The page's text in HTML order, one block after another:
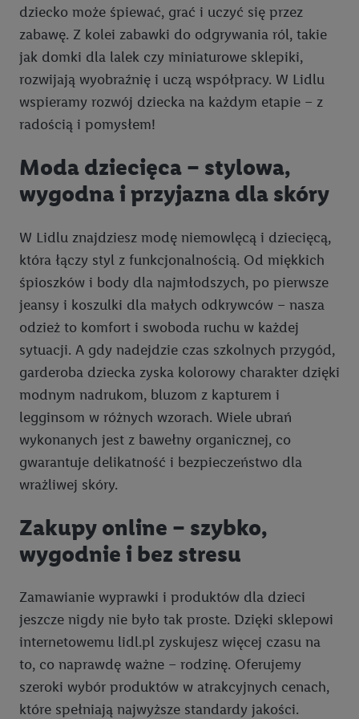
dziecko może śpiewać, grać i uczyć się przez
zabawę. Z kolei zabawki do odgrywania ról, takie
jak domki dla lalek czy miniaturowe sklepiki,
rozwijają wyobraźnię i uczą współpracy. W Lidlu
wspieramy rozwój dziecka na każdym etapie – z
radością i pomysłem!
Moda dziecięca – stylowa,
wygodna i przyjazna dla skóry
W Lidlu znajdziesz modę niemowlęcą i dziecięcą,
która łączy styl z funkcjonalnością. Od miękkich
śpioszków i body dla najmłodszych, po pierwsze
jeansy i koszulki dla małych odkrywców – nasza
odzież to komfort i swoboda ruchu w każdej
sytuacji. A gdy nadejdzie czas szkolnych przygód,
garderoba dziecka zyska kolorowy charakter dzięki
modnym nadrukom, bluzom z kapturem i
legginsom w różnych wzorach. Wiele ubrań
wykonanych jest z bawełny organicznej, co
gwarantuje delikatność i bezpieczeństwo dla
wrażliwej skóry.
Zakupy online – szybko,
wygodnie i bez stresu
Zamawianie wyprawki i produktów dla dzieci
jeszcze nigdy nie było tak proste. Dzięki sklepowi
internetowemu lidl.pl zyskujesz więcej czasu na
to, co naprawdę ważne – rodzinę. Oferujemy
szeroki wybór produktów w atrakcyjnych cenach,
które spełniają najwyższe standardy jakości.
usługach Lidl. Utiq najpierw sprawdzi, czy technologia jest
dostępna dla użytkownika przy użyciu jego adresu IP. Jeśli
tak, Utiq udostępni adres IP użytkownika operatorowi sieci,
który utworzy identyfikator dla Utiq przy użyciu adresu IP i
numeru referencyjnego konta klienta, takiego jak numer
telefonu komórkowego. Identyfikator ten zostanie
wykorzystany do rozpoznania użytkownika i zebrania
szczególności technologia ta może być również
wykorzystywana do rozpoznawania użytkownika w usługach
obsługiwanych przez podmioty trzecie, abyśmy mogli
korzystanie z technologii Utiq można wycofać w dowolnym
momencie za pośrednictwem portalu ochronydanych Utiq
("consenthub") lub poprzez "Dostosuj"/"Korzystanie z
technologii Utiq opartej na telekomunikacji do celów
marketingu cyfrowego" w opcjach rozwijanych poniżej
(wyłącznie w odniesieniu usług Lidl). Więcej informacji
można znaleźć wpolityce prywatności Utiq.
Kliknięcie w przycisk "Odrzuć" powoduje, że aktywne są
wyłącznie technicznie niezbędne technologie. Klikając
"Zgadzam się", użytkownik wyraża zgodę na przetwarzanie
danych we wszystkich wyżej wymienionych celach, w tym na
współpracę ze wszystkimi wymienionymi partnerami. Dalsze
informacje, w tym okresy przechowywania danych i prawo do
przyszłość, można znaleźć w naszejpolityce prywatności
Informacje dot. Administratorów można znaleźć
tutaj
sekcji "Dostosuj" możesz wyrazić zgodę na poszczególne cele
celów i funkcji wymienionych poniżej w formie słów
kluczowych w kontekście korzystania z IAB TCF do celów
reklamowych i pomiaru wydajności:
Zapewnienie bezpieczeństwa, zapobieganie i wykrywanie
oszustw oraz rozwiązywanie problemów, dostarczanie i